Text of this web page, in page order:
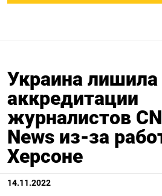
Украина лишила
аккредитации
журналистов
News из-за
Херсоне
14.11.2022